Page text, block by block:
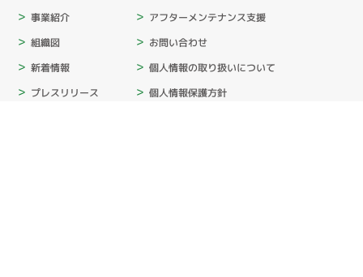
事業紹介
組織図
新着情報
プレスリリース
アフターメンテナンス支援
お問い合わせ
個人情報の取り扱いについて
個人情報保護方針